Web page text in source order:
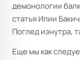
демонологии
статья Илии
Поглед изнутра,
Еще мы как